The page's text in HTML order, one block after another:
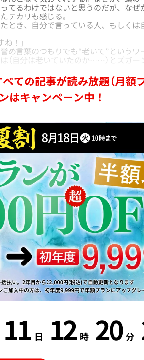
てるわけではないと思うのだが、なぜ
テカリも感じる。
とき、自分で言っている人、もしくは
！」
め言葉のつもりでも“老いて”というワ
（自分は老いていたのか……）とズガー
の記事が読み放題（月額プ
はキャンペーン中！
11 日 12 時 20 分